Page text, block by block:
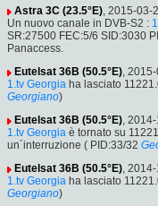
Astra 3C (23.5°E), 2015-03-
Un nuovo canale in DVB-S2 :
SR:27500 FEC:5/6 SID:3030
Panaccess.
Eutelsat 36B (50.5°E),
1.tv Georgia ha lasciato
Georgiano)
Eutelsat 36B (50.5°E),
1.tv Georgia è tornato su
un´interruzione ( PID:33/32
Eutelsat 36B (50.5°E),
1.tv Georgia ha lasciato
Georgiano)